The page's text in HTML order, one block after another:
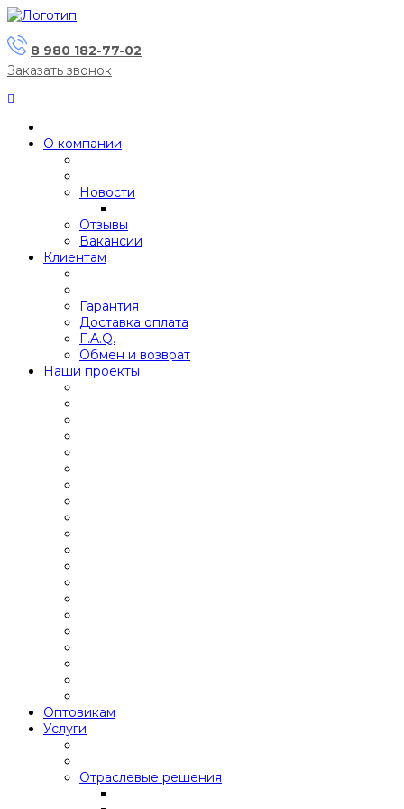
8 980 182-77-02
Заказать звонок
О компании
Новости
Отзывы
Вакансии
Клиентам
Гарантия
Доставка оплата
F.A.Q.
Обмен и возврат
Наши проекты
Оптовикам
Услуги
Отраслевые решения